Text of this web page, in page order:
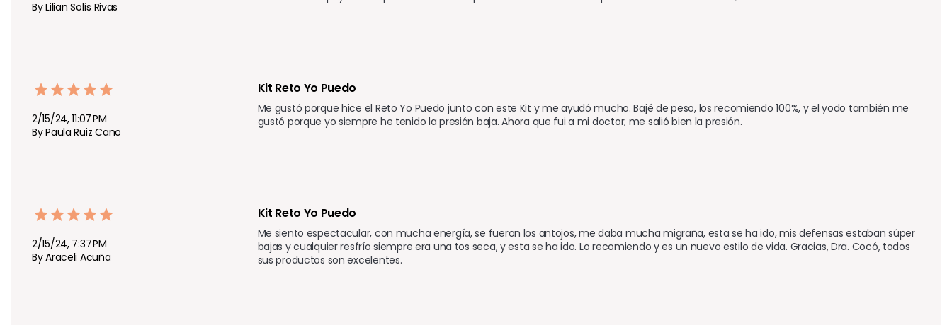
By Lilian Solís Rivas
2/15/24, 11:07 PM
By Paula Ruiz Cano
Kit Reto Yo Puedo
Me gustó porque hice el Reto Yo Puedo junto con este Kit y me ayudó mucho. Bajé de peso, los recomiendo 100%, y el yodo también me
gustó porque yo siempre he tenido la presión baja. Ahora que fui a mi doctor, me salió bien la presión.
2/15/24, 7:37 PM
By Araceli Acuña
Kit Reto Yo Puedo
Me siento espectacular, con mucha energía, se fueron los antojos, me daba mucha migraña, esta se ha ido, mis defensas estaban súper
bajas y cualquier resfrío siempre era una tos seca, y esta se ha ido. Lo recomiendo y es un nuevo estilo de vida. Gracias, Dra. Cocó, todos
sus productos son excelentes.